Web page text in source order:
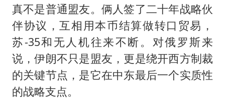
真不是普通盟友。俩人签了二十年战略伙
伴协议，互相用本币结算做转口贸易，
苏-35和无人机往来不断。对俄罗斯来
说，伊朗不只是盟友，更是绕开西方制裁
的关键节点，是它在中东最后一个实质性
的战略支点。